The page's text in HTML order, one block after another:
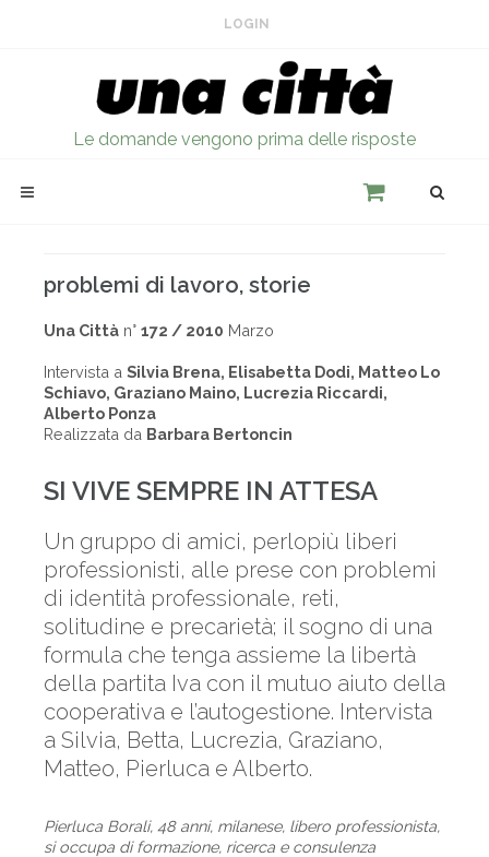
LOGIN
Le domande vengono prima delle risposte
problemi di lavoro, storie
Una Città n° 172 / 2010 Marzo
Intervista a Silvia Brena, Elisabetta Dodi, Matteo Lo
Schiavo, Graziano Maino, Lucrezia Riccardi,
Alberto Ponza
Realizzata da Barbara Bertoncin
SI VIVE SEMPRE IN ATTESA
Un gruppo di amici, perlopiù liberi
professionisti, alle prese con problemi
di identità professionale, reti,
solitudine e precarietà; il sogno di una
formula che tenga assieme la libertà
della partita Iva con il mutuo aiuto della
cooperativa e l’autogestione. Intervista
a Silvia, Betta, Lucrezia, Graziano,
Matteo, Pierluca e Alberto.
Pierluca Borali, 48 anni, milanese, libero professionista,
si occupa di formazione, ricerca e consulenza